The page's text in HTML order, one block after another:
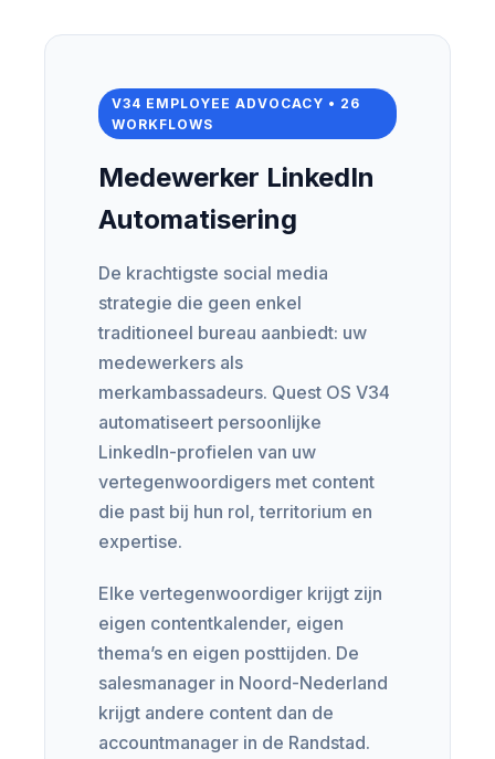
V34 EMPLOYEE ADVOCACY • 26
WORKFLOWS
Medewerker LinkedIn
Automatisering
De krachtigste social media
strategie die geen enkel
traditioneel bureau aanbiedt: uw
medewerkers als
merkambassadeurs. Quest OS V34
automatiseert persoonlijke
LinkedIn-profielen van uw
vertegenwoordigers met content
die past bij hun rol, territorium en
expertise.
Elke vertegenwoordiger krijgt zijn
eigen contentkalender, eigen
thema’s en eigen posttijden. De
salesmanager in Noord-Nederland
krijgt andere content dan de
accountmanager in de Randstad.